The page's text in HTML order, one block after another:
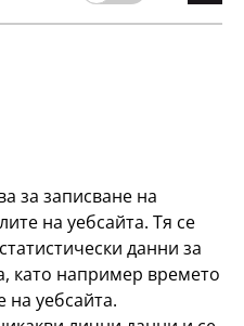
за записване на
на уебсайта. Тя се
данни за
като например времето
уебсайта.